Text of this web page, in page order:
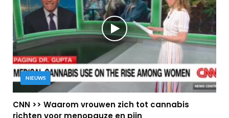
NIEUWS
CNN >> Waarom vrouwen zich tot cannabis
richten voor menopauze en pijn